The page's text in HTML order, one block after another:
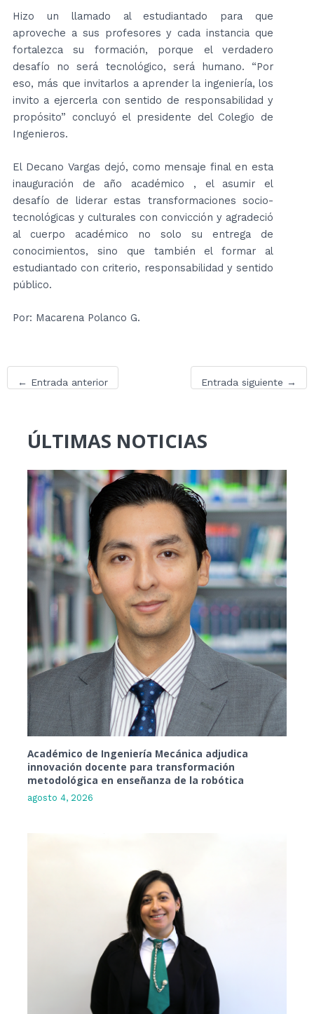
Hizo un llamado al estudiantado para que
aproveche a sus profesores y cada instancia que
fortalezca su formación, porque el verdadero
desafío no será tecnológico, será humano. “Por
eso, más que invitarlos a aprender la ingeniería, los
invito a ejercerla con sentido de responsabilidad y
propósito” concluyó el presidente del Colegio de
Ingenieros.
El Decano Vargas dejó, como mensaje final en esta
inauguración de año académico , el asumir el
desafío de liderar estas transformaciones socio-
tecnológicas y culturales con convicción y agradeció
al cuerpo académico no solo su entrega de
conocimientos, sino que también el formar al
estudiantado con criterio, responsabilidad y sentido
público.
Por: Macarena Polanco G.
← Entrada anterior Entrada siguiente →
ÚLTIMAS NOTICIAS
Académico de Ingeniería Mecánica adjudica
innovación docente para transformación
metodológica en enseñanza de la robótica
agosto 4, 2026